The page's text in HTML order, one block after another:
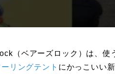
（ベアーズロック）は、使
ーリングテント にかっこいい